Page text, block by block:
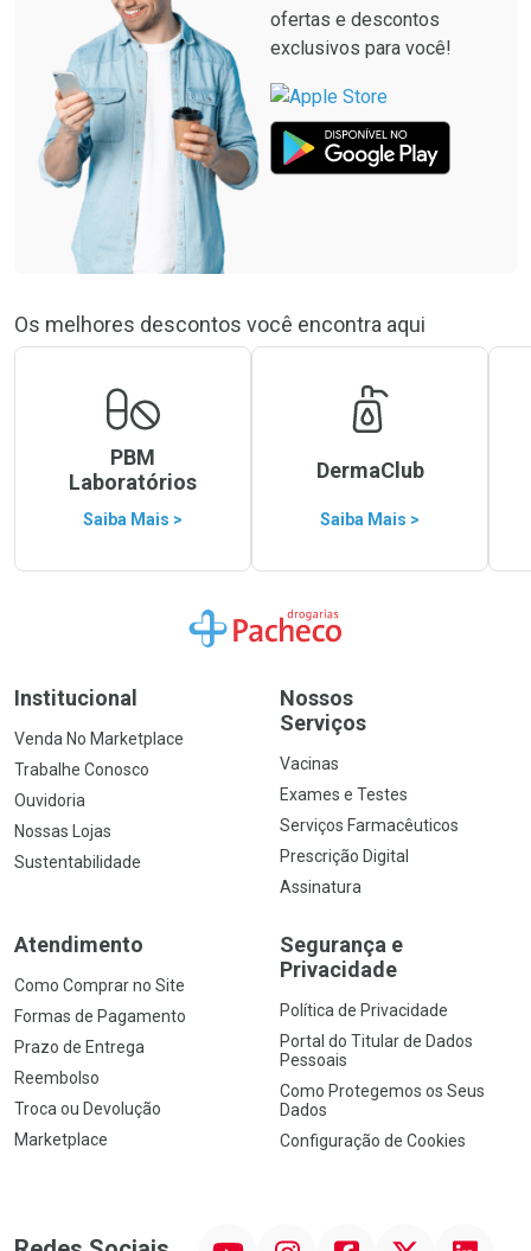
ofertas e descontos
exclusivos para você!
Os melhores descontos você encontra aqui
PBM
Laboratórios
Saiba Mais >
DermaClub
Saiba Mais >
Ir para a Home
Institucional
Venda No Marketplace
Trabalhe Conosco
Ouvidoria
Nossas Lojas
Sustentabilidade
Nossos
Serviços
Vacinas
Exames e Testes
Serviços Farmacêuticos
Prescrição Digital
Assinatura
Atendimento
Como Comprar no Site
Formas de Pagamento
Prazo de Entrega
Reembolso
Troca ou Devolução
Marketplace
Segurança e
Privacidade
Política de Privacidade
Portal do Titular de Dados
Pessoais
Como Protegemos os Seus
Dados
Configuração de Cookies
InstagramFacebook Linkedin